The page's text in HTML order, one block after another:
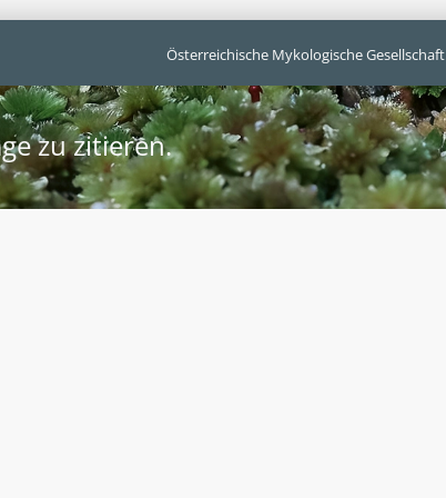
Österreichische Mykologische Gesellschaft
zu zitieren.